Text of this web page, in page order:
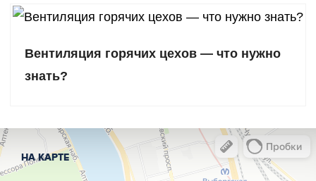
Вентиляция горячих цехов — что нужно
знать?
НА КАРТЕ